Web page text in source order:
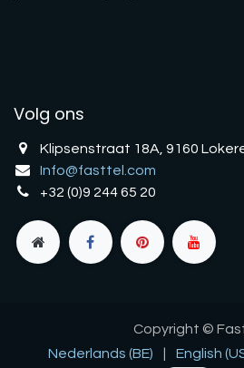
Volg ons
Klipsenstraat 18A, 9160
Info@fasttel.com
+32 (0)9 244 65 20
Copyright ©
Nederlands (BE)
English